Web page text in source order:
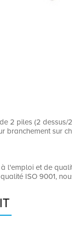
2 piles (2 dessus/
branchement sur
l'emploi et de
ISO 9001,